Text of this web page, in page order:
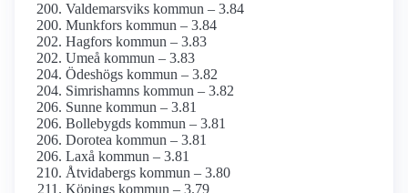
Valdemarsviks kommun – 3.84
Munkfors kommun – 3.84
Hagfors kommun – 3.83
Umeå kommun – 3.83
Ödeshögs kommun – 3.82
Simrishamns kommun – 3.82
Sunne kommun – 3.81
Bollebygds kommun – 3.81
Dorotea kommun – 3.81
Laxå kommun – 3.81
Åtvidabergs kommun – 3.80
Köpings kommun – 3.79